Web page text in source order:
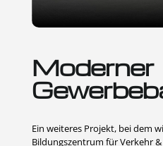
Moderner
Ein weiteres Projekt, bei dem
Bildungszentrum für Verkehr